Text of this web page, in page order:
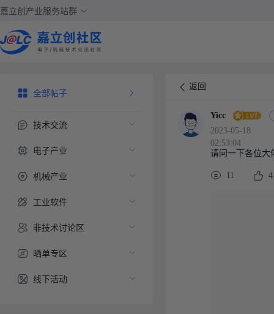
嘉立创产业服务站群
全部帖子
技术交流
电子产业
机械产业
工业软件
非技术讨论区
晒单专区
线下活动
返回
Yicc
2023-05-18
02:53:04
请问一下各位大
11 4